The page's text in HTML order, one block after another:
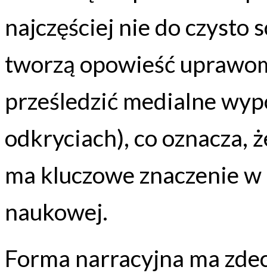
najczęściej nie do czysto
tworzą opowieść
prześledzić medialne
odkryciach), co oznacza,
ma kluczowe znaczenie
naukowej.
Forma narracyjna ma